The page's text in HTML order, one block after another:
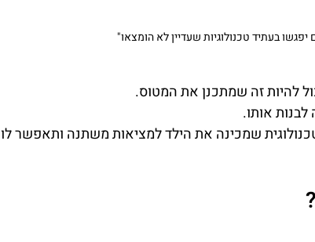
יפגשו בעתיד טכנולוגיות שעדיין לא הומצאו"
להיות זה שמתכנן את המטוס.
אותו.
שמכינה את הילד למציאות משתנה ותאפשר לו